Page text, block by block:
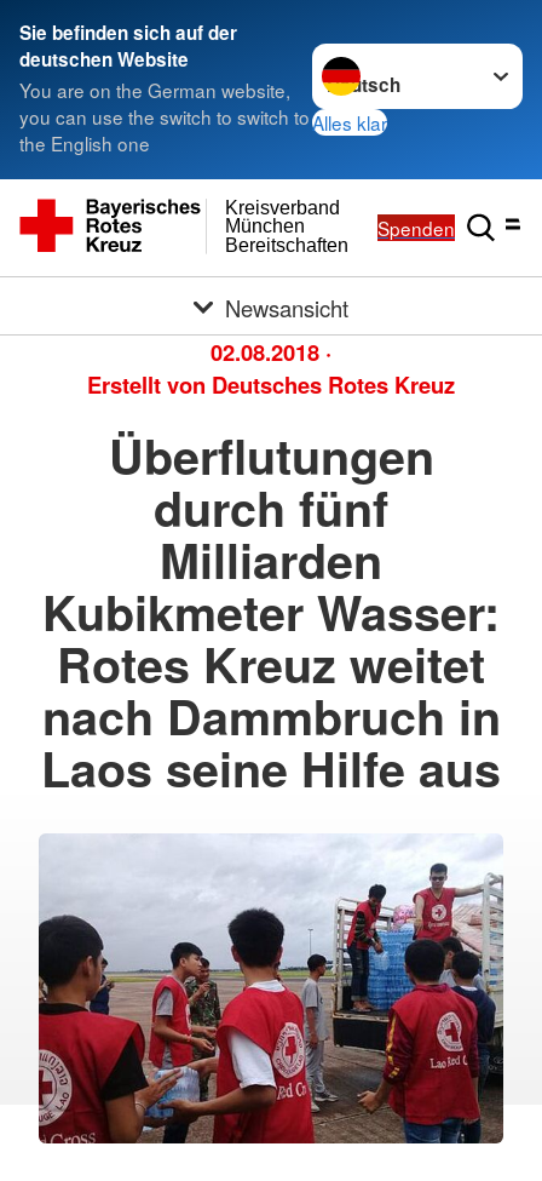
Sie befinden sich auf der
deutschen Website
You are on the German website,
you can use the switch to switch to
the English one
Sprache wechseln zu
Alles klar
Bereitschaften
München
Kreisverband
Spenden
Newsansicht
02.08.2018 ·
Erstellt von Deutsches Rotes Kreuz
Überflutungen
durch fünf
Milliarden
Kubikmeter Wasser:
Rotes Kreuz weitet
nach Dammbruch in
Laos seine Hilfe aus